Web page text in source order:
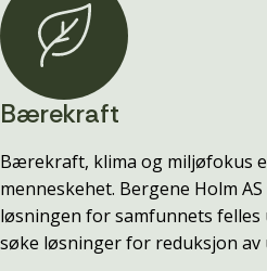
Bærekraft
Bærekraft, klima og miljøfokus
menneskehet. Bergene Holm
løsningen for samfunnets
søke løsninger for reduksjon